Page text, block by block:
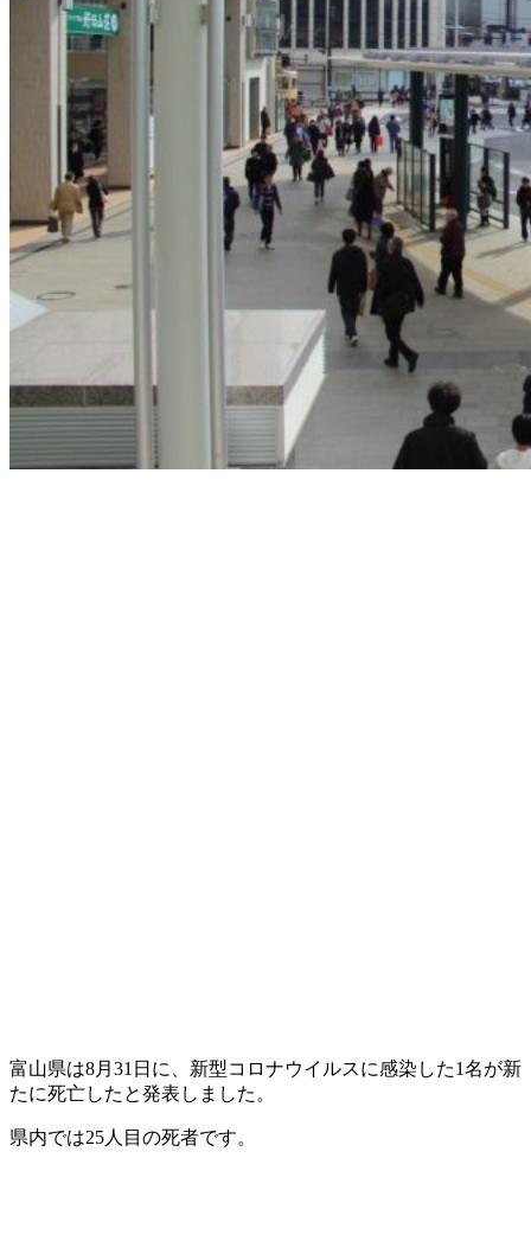
富山県は8月31日に、新型コロナウイルスに感染した1名が新
たに死亡したと発表しました。
県内では25人目の死者です。